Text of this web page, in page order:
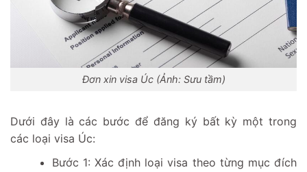
Đơn xin visa Úc (Ảnh: Sưu tầm)
Dưới đây là các bước để đăng ký bất kỳ một trong
các loại visa Úc:
Bước 1: Xác định loại visa theo từng mục đích